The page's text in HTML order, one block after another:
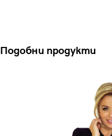
Подобни продукти